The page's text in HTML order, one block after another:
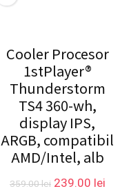
Cooler Procesor
1stPlayer®
Thunderstorm
TS4 360-wh,
display IPS,
ARGB, compatibil
AMD/Intel, alb
359.00lei Prețul
239.00 leiPrețul